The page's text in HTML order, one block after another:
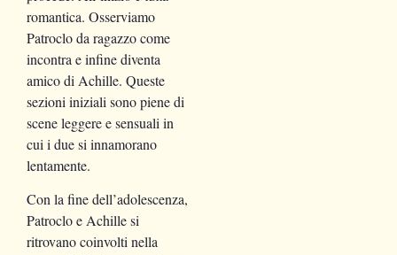
romantica. Osserviamo
Patroclo da ragazzo come
incontra e infine diventa
amico di Achille. Queste
sezioni iniziali sono piene di
scene leggere e sensuali in
cui i due si innamorano
lentamente.
Con la fine dell’adolescenza,
Patroclo e Achille si
ritrovano coinvolti nella